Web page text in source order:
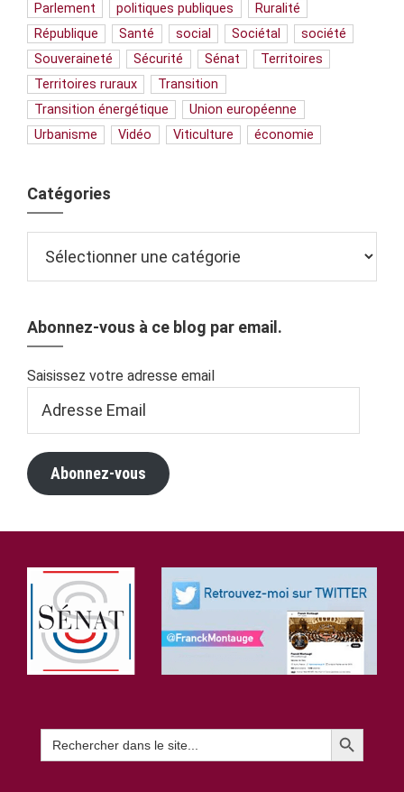
Parlement
politiques publiques
Ruralité
République
Santé social Sociétal
société
Souveraineté
Sécurité Sénat
Territoires
Territoires ruraux
Transition
Transition énergétique
Union européenne
Urbanisme
Vidéo Viticulture économie
Catégories
Abonnez-vous à ce blog par email.
Saisissez votre adresse email
Email
Abonnez-vous
Footer
Search
for:
Search Button